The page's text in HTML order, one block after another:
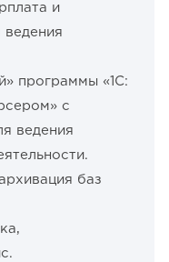
и
ведения
программы «1С:
с
ведения
баз